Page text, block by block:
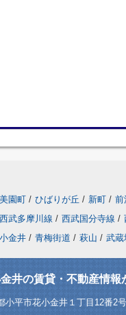
美園町 / ひばりが丘 / 新町 / 前
西武多摩川線 / 西武国分寺線 /
金井 / 青梅街道 / 萩山 / 武蔵
井の賃貸・不動産情報
小平市花小金井１丁目12番2号